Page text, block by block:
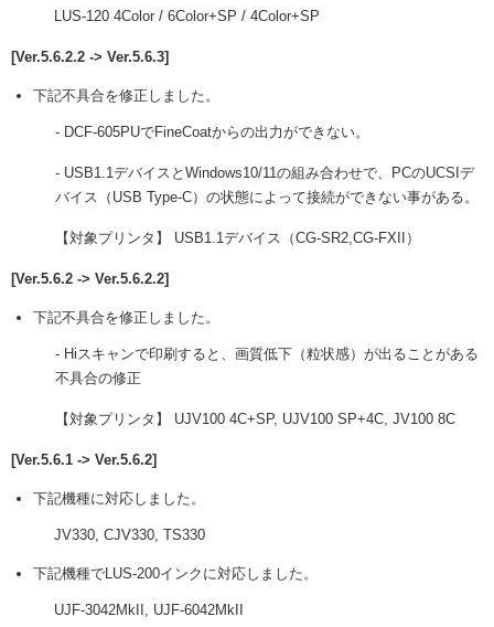
LUS-120 4Color / 6Color+SP / 4Color+SP
[Ver.5.6.2.2 -> Ver.5.6.3]
下記不具合を修正しました。
- DCF-605PUでFineCoatからの出力ができない。
- USB1.1デバイスとWindows10/11の組み合わせで、PCのUCSIデ
バイス（USB Type-C）の状態によって接続ができない事がある。
【対象プリンタ】 USB1.1デバイス（CG-SR2,CG-FXII）
[Ver.5.6.2 -> Ver.5.6.2.2]
下記不具合を修正しました。
- Hiスキャンで印刷すると、画質低下（粒状感）が出ることがある
不具合の修正
【対象プリンタ】 UJV100 4C+SP, UJV100 SP+4C, JV100 8C
[Ver.5.6.1 -> Ver.5.6.2]
下記機種に対応しました。
JV330, CJV330, TS330
下記機種でLUS-200インクに対応しました。
UJF-3042MkII, UJF-6042MkII